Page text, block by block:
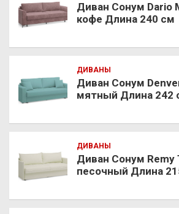
Диван Сонум Dario
кофе Длина 240 см
ДИВАНЫ
Диван Сонум
мятный Длина 242
ДИВАНЫ
Диван Сонум Remy
песочный Длина